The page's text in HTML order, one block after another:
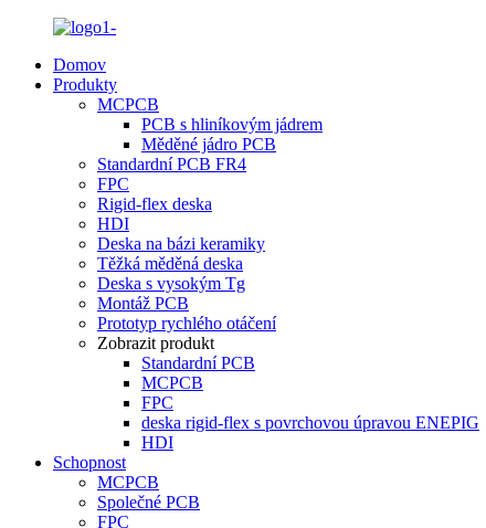
Domov
Produkty
MCPCB
PCB s hliníkovým jádrem
Měděné jádro PCB
Standardní PCB FR4
FPC
Rigid-flex deska
HDI
Deska na bázi keramiky
Těžká měděná deska
Deska s vysokým Tg
Montáž PCB
Prototyp rychlého otáčení
Zobrazit produkt
Standardní PCB
MCPCB
FPC
deska rigid-flex s povrchovou úpravou ENEPIG
HDI
Schopnost
MCPCB
Společné PCB
FPC